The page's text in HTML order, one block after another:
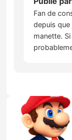
Fan de
depuis que
manette.